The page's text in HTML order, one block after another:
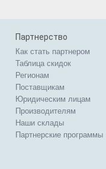
Партнерство
Как стать партнером
Таблица скидок
Регионам
Поставщикам
Юридическим лицам
Производителям
Наши склады
Партнерские программы